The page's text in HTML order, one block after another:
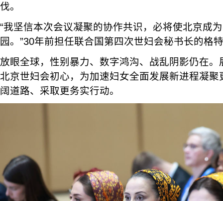
伐。
“我坚信本次会议凝聚的协作共识，必将使北京成
园。”30年前担任联合国第四次世妇会秘书长的格
放眼全球，性别暴力、数字鸿沟、战乱阴影仍在
北京世妇会初心，为加速妇女全面发展新进程凝
阔道路、采取更务实行动。